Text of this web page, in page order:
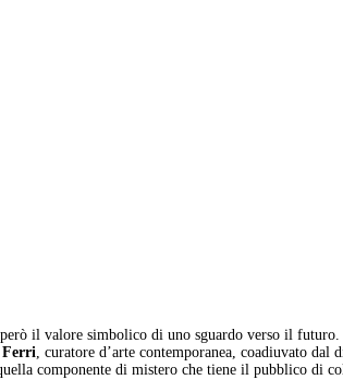
però il valore simbolico di uno sguardo verso il futuro.
Ferri, curatore d’arte contemporanea, coadiuvato
componente di mistero che tiene il pubblico di